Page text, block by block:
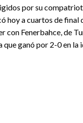
por su
hoy a cuartos de final
con Fenerbahce, de
ganó por 2-0 en la